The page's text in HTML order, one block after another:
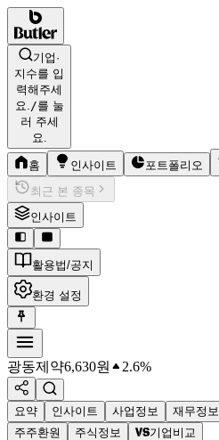
기업·
지수를 입
력해주세
요./를 눌
러 주세
요.
홈 인사이트 포트폴리오
최근 본 종목
인사이트
활용법/공지
환경 설정
광동제약6,630원 2.6%
요약 인사이트 사업정보 재무정보
주주환원
주식정보 기업비교